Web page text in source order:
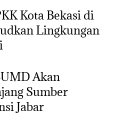
Kota Bekasi di
Lingkungan
Akan
Sumber
Jabar